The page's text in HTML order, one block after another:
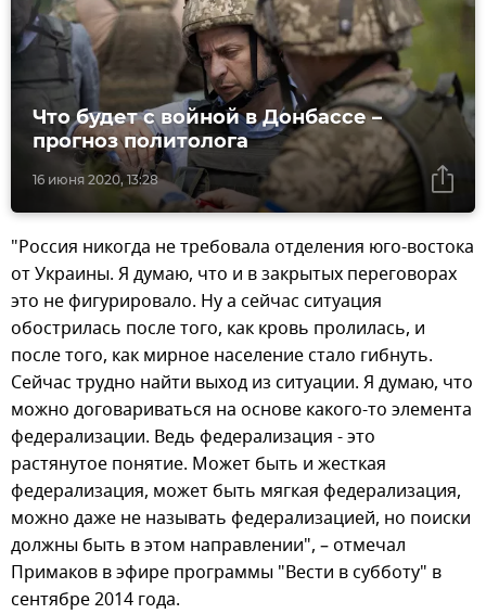
16 июня 2020, 13:28
Что будет с войной в Донбассе –
прогноз политолога
"Россия никогда не требовала отделения юго-востока
от Украины. Я думаю, что и в закрытых переговорах
это не фигурировало. Ну а сейчас ситуация
обострилась после того, как кровь пролилась, и
после того, как мирное население стало гибнуть.
Сейчас трудно найти выход из ситуации. Я думаю, что
можно договариваться на основе какого-то элемента
федерализации. Ведь федерализация - это
растянутое понятие. Может быть и жесткая
федерализация, может быть мягкая федерализация,
можно даже не называть федерализацией, но поиски
должны быть в этом направлении", – отмечал
Примаков в эфире программы "Вести в субботу" в
сентябре 2014 года.